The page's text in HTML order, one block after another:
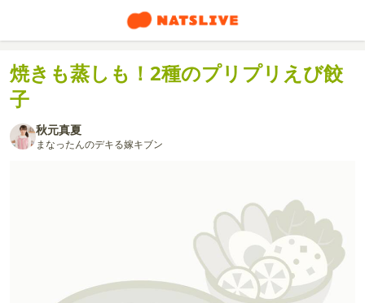
焼きも蒸しも！2種のプリプリえび餃
子
秋元真夏
まなったんのデキる嫁キブン